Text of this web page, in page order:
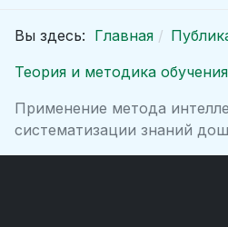
Вы здесь: Главная
Теория и методика обучения
Применение метода
систематизации знаний